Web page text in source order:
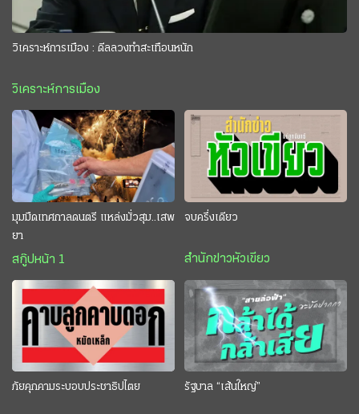
วิเคราะห์การเมือง : ดีลลวงทำสะเทือนหนัก
วิเคราะห์การเมือง
มุมมืดเทศกาลดนตรี แหล่งมั่วสุม..เสพ
ยา
สกู๊ปหน้า 1
จบครึ่งเดียว
สำนักข่าวหัวเขียว
ภัยคุกคามระบอบประชาธิปไตย รัฐบาล “เส้นใหญ่”